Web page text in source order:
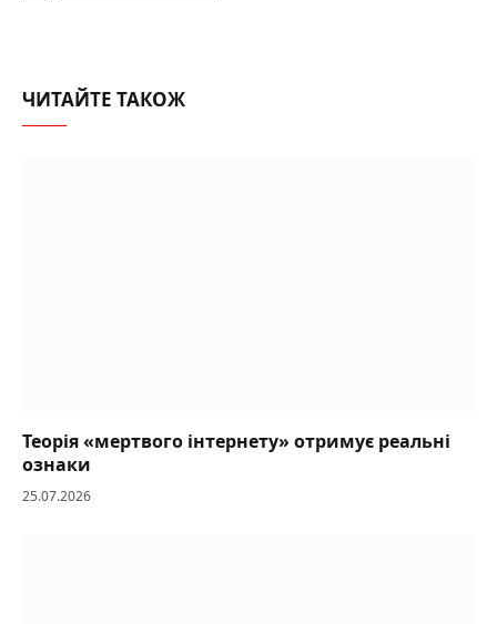
ЧИТАЙТЕ ТАКОЖ
Теорія «мертвого інтернету» отримує реальні
ознаки
25.07.2026